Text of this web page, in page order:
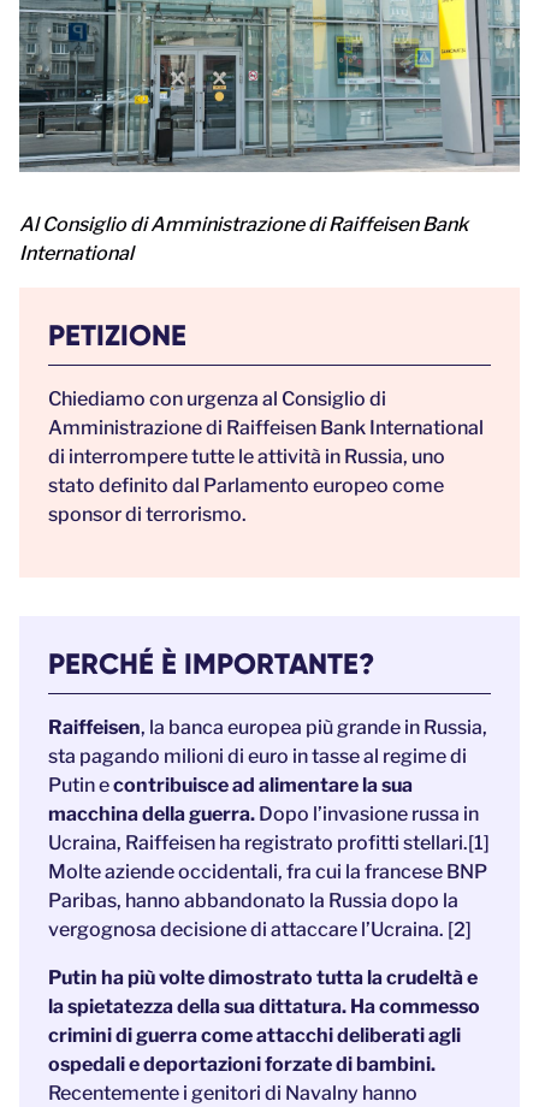
AlConsiglio di Amministrazione di Raiffeisen Bank
International
PETIZIONE
Chiediamo con urgenza al Consiglio di
Amministrazione di Raiffeisen Bank International
di interrompere tutte le attività in Russia, uno
stato definito dal Parlamento europeo come
sponsor di terrorismo.
PERCHÉ È IMPORTANTE?
Raiffeisen, la banca europea più grande in Russia,
sta pagando milioni di euro in tasse al regime di
Putin econtribuisce ad alimentare la sua
macchina della guerra. Dopo l’invasione russa in
Ucraina, Raiffeisen ha registrato profitti stellari.[1]
Molte aziende occidentali, fra cui la francese BNP
Paribas, hanno abbandonato la Russia dopo la
vergognosa decisione di attaccare l’Ucraina. [2]
Putin ha più volte dimostrato tutta la crudeltà e
la spietatezza della sua dittatura. Ha commesso
crimini di guerra come attacchi deliberati agli
ospedali e deportazioni forzate di bambini.
Recentemente i genitori di Navalny hanno